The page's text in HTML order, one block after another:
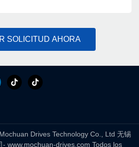
SOLICITUD AHORA
Drives Technology Co., Ltd 无锡
- www.mochuan-drives.com Todos los